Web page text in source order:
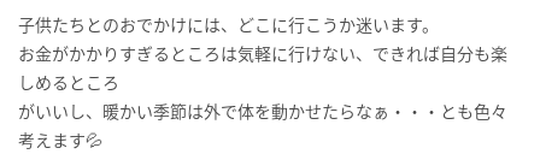
子供たちとのおでかけには、どこに行こうか迷います。
お金がかかりすぎるところは気軽に行けない、できれば自分も楽
しめるところ
がいいし、暖かい季節は外で体を動かせたらなぁ・・・とも色々
考えます💦